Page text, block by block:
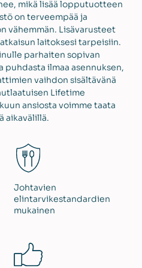
mikä lisää lopputuotteen
on terveempää ja
vähemmän. Lisävarusteet
laitoksesi tarpeisiin.
parhaiten sopivan
ilmaa asennuksen,
vaihdon sisältävänä
Lifetime
ansiosta voimme taata
aikavälillä.
Johtavien
elintarvikestandardien
mukainen